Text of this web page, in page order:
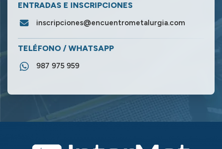
ENTRADAS E INSCRIPCIONES
inscripciones@encuentrometalurgia.com
TELÉFONO / WHATSAPP
987 975 959